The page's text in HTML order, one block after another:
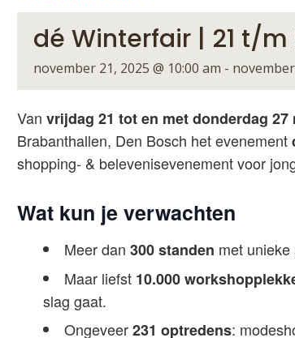
dé Winterfair | 21 t/
november 21, 2025 @ 10:00 am -
Van vrijdag 21 tot en met donderdag 27
Brabanthallen, Den Bosch het evenement
shopping- & belevenisevenement voor
Wat kun je verwachten
Meer dan 300 standen met
Maar liefst 10.000
slag gaat.
Ongeveer231 optredens: